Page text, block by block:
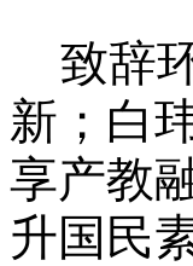
致辞
新；白
享产教
升国民